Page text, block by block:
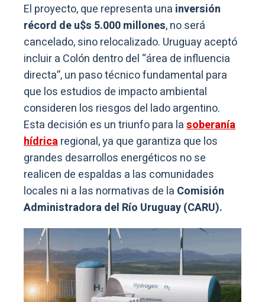
El proyecto, que representa una inversión
récord de u$s 5.000 millones, no será
cancelado, sino relocalizado. Uruguay aceptó
incluir a Colón dentro del “área de influencia
directa”, un paso técnico fundamental para
que los estudios de impacto ambiental
consideren los riesgos del lado argentino.
Esta decisión es un triunfo para lasoberanía
hídricaregional, ya que garantiza que los
grandes desarrollos energéticos no se
realicen de espaldas a las comunidades
locales ni a las normativas de la Comisión
Administradora del Río Uruguay (CARU).